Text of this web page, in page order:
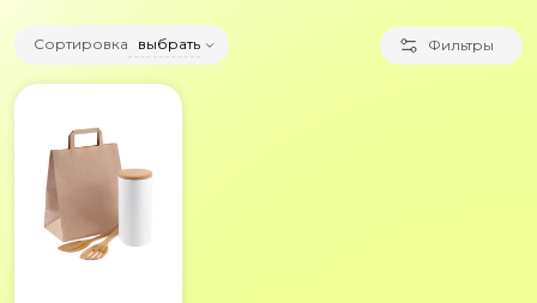
Сортировка выбрать Фильтры